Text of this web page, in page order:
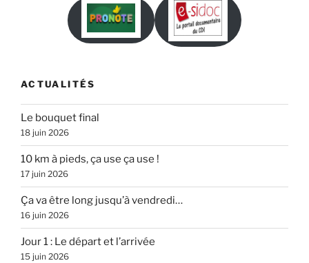
ACTUALITÉS
Le bouquet final
18 juin 2026
10 km à pieds, ça use ça use !
17 juin 2026
Ça va être long jusqu’à vendredi…
16 juin 2026
Jour 1 : Le départ et l’arrivée
15 juin 2026